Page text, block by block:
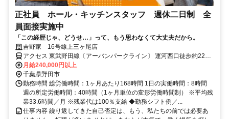
正社員 ホール・キッチンスタッフ 週休二日制 全
員面接実施中
「この経歴じゃ、どうせ…」って、もう思わなくて大丈夫だから。
吉野家 16号線上三ヶ尾店
アクセス 東武野田線〔アーバンパークライン〕 運河西口徒歩約22
分、東武野田線〔アーバンパークライン〕 梅郷東口徒歩約30分、東
武野田線〔アーバンパークライン〕 江戸川台西口徒歩約48分 ※エリ
ア限定採用を実施しております。基本的に転居は発生しません。 ※
配属店舗は人員状況により決定します。
月給240,000円以上
千葉県野田市
勤務時間 総労働時間：1ヶ月あたり168時間 1日の実働時間：8時間
週の所定労働時間：40時間（1ヶ月単位の変形労働時間制） ※平均残
業33.6時間／月 ※残業代は100％支給 ◆勤務シフト例／...
仕事内容 繰り返してきた自己否定は、もう、私たちの前では必要あ